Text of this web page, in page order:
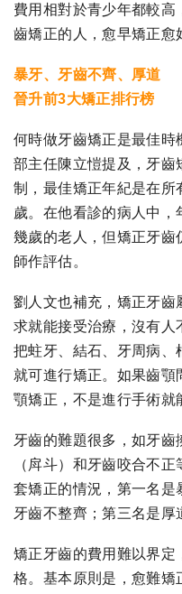
費用相對於青少年都較
齒矯正的人，愈早矯正愈
暴牙、牙齒不齊、厚道
晉升前3大矯正排行榜
何時做牙齒矯正是最佳時
部主任陳立愷提及，牙齒
制，最佳矯正年紀是在所
歲。在他看診的病人中
幾歲的老人，但矯正牙齒
師作評估。
劉人文也補充，矯正牙齒
求就能接受治療，沒有人
把蛀牙、結石、牙周病、
就可進行矯正。如果齒
顎矯正，不是進行手術就
牙齒的難題很多，如牙
（戽斗）和牙齒咬合不
套矯正的情況，第一名是
牙齒不整齊；第三名是厚
矯正牙齒的費用難以界定
格。基本原則是，愈難矯